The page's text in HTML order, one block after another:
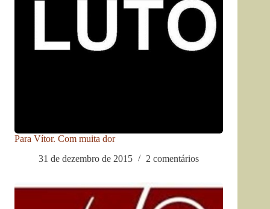
Para Vítor. Com muita dor
31 de dezembro de 2015
2 comentários